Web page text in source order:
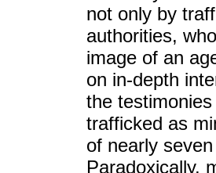
not only by
authorities,
image of an
on in-depth
the
trafficked as
of nearly
Paradoxically,